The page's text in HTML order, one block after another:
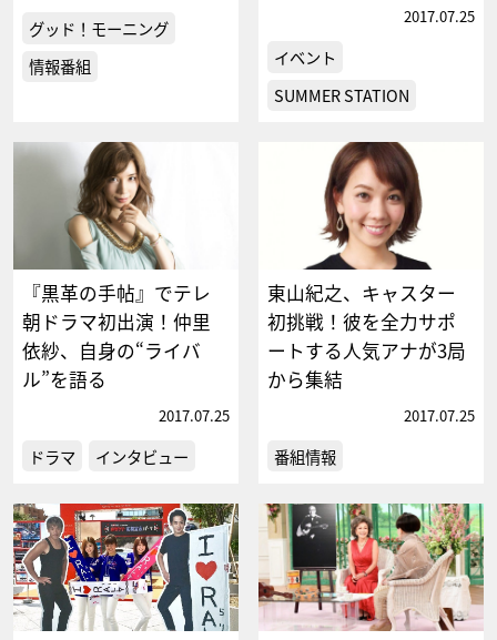
グッド！モーニング
情報番組
2017.07.25
イベント
SUMMER STATION
『黒革の手帖』でテレ
朝ドラマ初出演！仲里
依紗、自身の“ライバ
ル”を語る
2017.07.25
ドラマ インタビュー
東山紀之、キャスター
初挑戦！彼を全力サポ
ートする人気アナが3局
から集結
2017.07.25
番組情報